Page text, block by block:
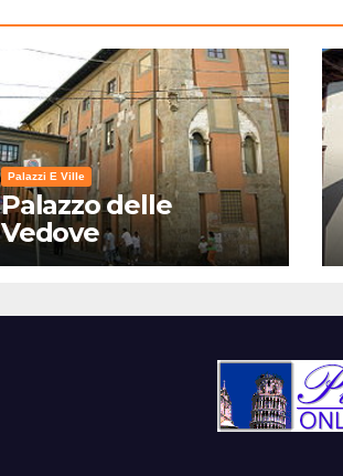
Palazzi E Ville
Palazzo delle
Vedove